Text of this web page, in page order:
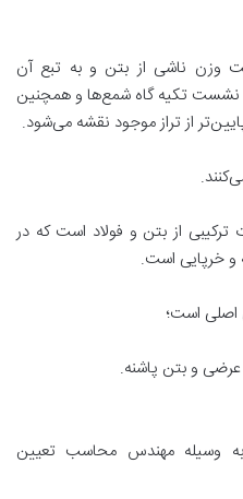
وزن ناشی از بتن و به تبع آن
تکیه گاه شمع‌ها و همچنین
از تراز موجود نقشه می‌شود.
از بتن و فولاد است که در
خرپایی است.
است؛
عرضی و بتن پاشنه.
وسیله مهندس محاسب تعیین